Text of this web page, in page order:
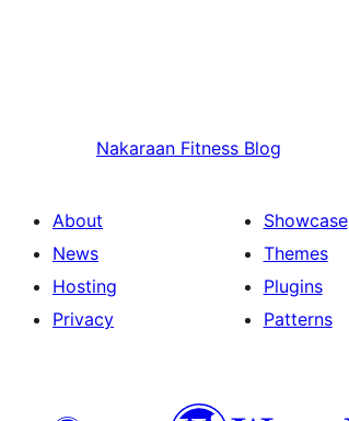
Nakaraan Fitness Blog
About
News
Hosting
Privacy
Showcase
Themes
Plugins
Patterns